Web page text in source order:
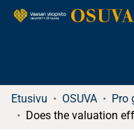
Etusivu OSUVA